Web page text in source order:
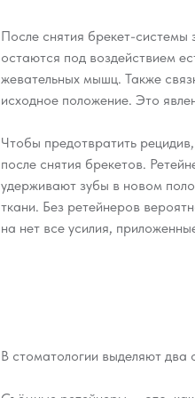
После снятия брекет-
остаются под воздействием
жевательных мышц. Также
исходное положение. Это
Чтобы предотвратить
после снятия брекетов.
удерживают зубы в новом
ткани. Без ретейнеров
на нет все усилия,
В стоматологии выделяют